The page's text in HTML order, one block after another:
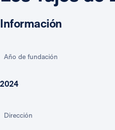
Información
Año de fundación
2024
Dirección